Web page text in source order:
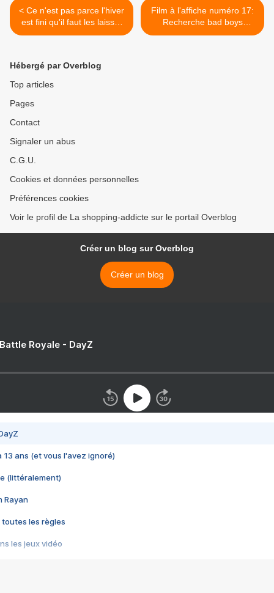
< Ce n'est pas parce l'hiver
est fini qu'il faut les laisser
tomber!
Film à l'affiche numéro 17:
Recherche bad boys
désespérément >
Hébergé par Overblog
Top articles
Pages
Contact
Signaler un abus
C.G.U.
Cookies et données personnelles
Préférences cookies
Voir le profil de La shopping-addicte sur le portail Overblog
Créer un blog sur Overblog
Créer un blog
Royale - DayZ
13 ans (et vous l'avez ignoré)
(littéralement)
Rayan
toutes les règles
les jeux vidéo